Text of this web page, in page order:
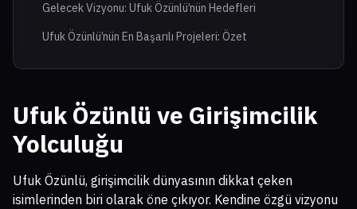
Gelecek Vizyonu: Ufuk Özünlü’nün Hedefleri
Ufuk Özünlü’nün En Başarılı Projeleri: Özet
Ufuk Özünlü ve Girişimcilik
Yolculuğu
Ufuk Özünlü, girişimcilik dünyasının dikkat çeken
isimlerinden biri olarak öne çıkıyor. Kendine özgü vizyonu